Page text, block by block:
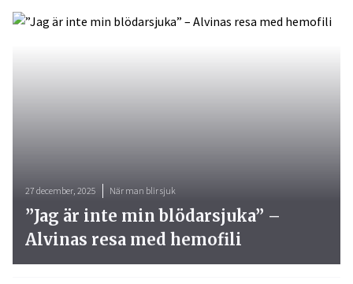
27 december, 2025 När man blir sjuk
”Jag är inte min blödarsjuka” –
Alvinas resa med hemofili